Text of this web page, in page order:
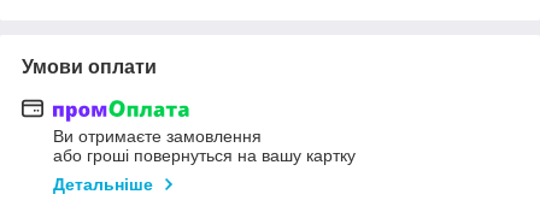
Умови оплати
Ви отримаєте замовлення
або гроші повернуться на вашу картку
Детальніше